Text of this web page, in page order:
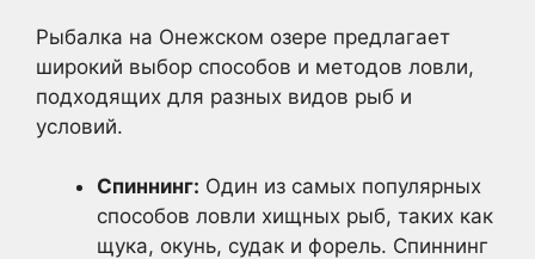
Рыбалка на Онежском озере предлагает
широкий выбор способов и методов ловли,
подходящих для разных видов рыб и
условий.
Спиннинг: Один из самых популярных
способов ловли хищных рыб, таких как
щука, окунь, судак и форель. Спиннинг